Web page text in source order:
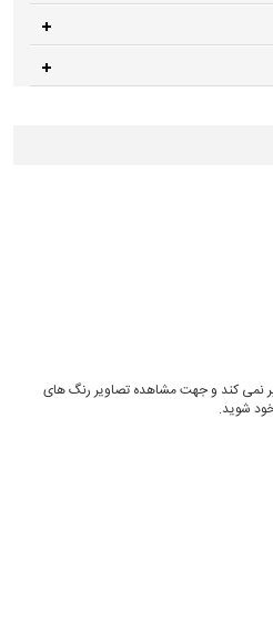
نمی کند و جهت مشاهده تصاویر رنگ های
شوید.